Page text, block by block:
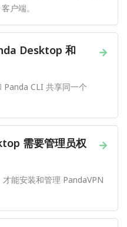
户端。
→
Desktop 和
CLI 共享同一个
→
需要管理员权
能安装和管理 PandaVPN